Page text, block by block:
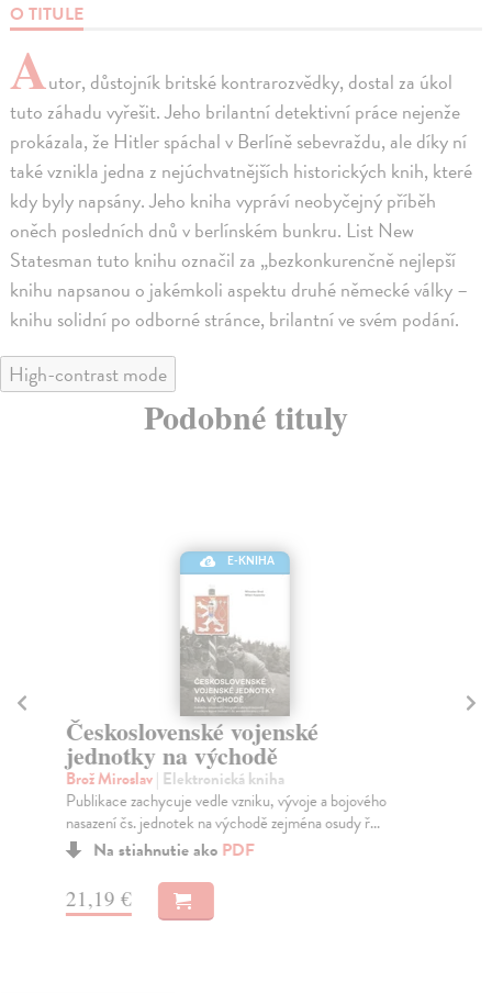
O TITULE
Autor, důstojník britské kontrarozvědky, dostal za úkol
tuto záhadu vyřešit. Jeho brilantní detektivní práce nejenže
prokázala, že Hitler spáchal v Berlíně sebevraždu, ale díky ní
také vznikla jedna z nejúchvatnějších historických knih, které
kdy byly napsány. Jeho kniha vypráví neobyčejný příběh
oněch posledních dnů v berlínském bunkru. List New
Statesman tuto knihu označil za „bezkonkurenčně nejlepší
knihu napsanou o jakémkoli aspektu druhé německé války –
knihu solidní po odborné stránce, brilantní ve svém podání.
High-contrast mode
Podobné tituly
E-KNIHA
Československé vojenské
jednotky na východě
Brož Miroslav| Elektronická kniha
Publikace zachycuje vedle vzniku, vývoje a bojového
nasazení čs. jednotek na východě zejména osudy ř...
Na stiahnutie ako PDF
21,19 €